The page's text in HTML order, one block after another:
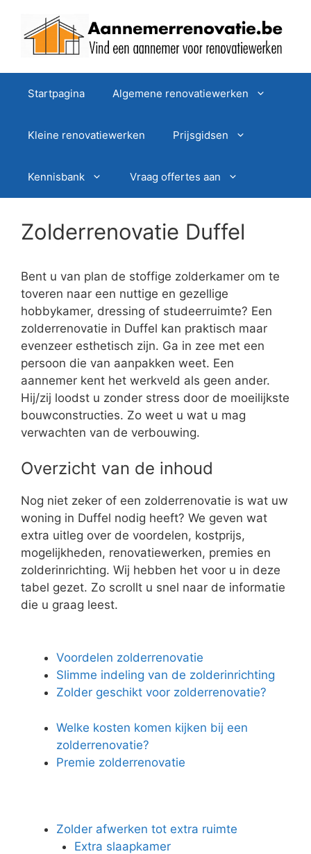
Startpagina Algemene renovatiewerken
Kleine renovatiewerken Prijsgidsen
Kennisbank Vraag offertes aan
Zolderrenovatie Duffel
Bent u van plan de stoffige zolderkamer om te
toveren naar een nuttige en gezellige
hobbykamer, dressing of studeerruimte? Een
zolderrenovatie in Duffel kan praktisch maar
evenzeer esthetisch zijn. Ga in zee met een
persoon die van aanpakken weet. Een
aannemer kent het werkveld als geen ander.
Hij/zij loodst u zonder stress door de moeilijkste
bouwconstructies. Zo weet u wat u mag
verwachten van de verbouwing.
Overzicht van de inhoud
Nog niet zeker of een zolderrenovatie is wat uw
woning in Duffel nodig heeft? We geven wat
extra uitleg over de voordelen, kostprijs,
mogelijkheden, renovatiewerken, premies en
zolderinrichting. Wij hebben het voor u in deze
tabel gezet. Zo scrollt u snel naar de informatie
die u graag leest.
Voordelen zolderrenovatie
Slimme indeling van de zolderinrichting
Zolder geschikt voor zolderrenovatie?
Welke kosten komen kijken bij een
zolderrenovatie?
Premie zolderrenovatie
Zolder afwerken tot extra ruimte
Extra slaapkamer